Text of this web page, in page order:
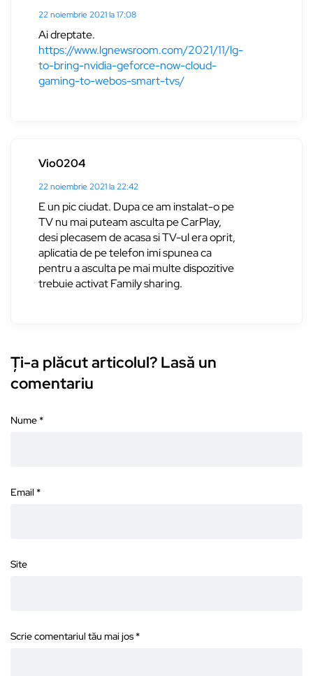
22 noiembrie 2021 la 17:08
Ai dreptate.
https://www.lgnewsroom.com/2021/11/lg-
to-bring-nvidia-geforce-now-cloud-
gaming-to-webos-smart-tvs/
Vio0204
22 noiembrie 2021 la 22:42
E un pic ciudat. Dupa ce am instalat-o pe
TV nu mai puteam asculta pe CarPlay,
desi plecasem de acasa si TV-ul era oprit,
aplicatia de pe telefon imi spunea ca
pentru a asculta pe mai multe dispozitive
trebuie activat Family sharing.
Ți-a plăcut articolul? Lasă un
comentariu
Nume *
Email *
Site
Scrie comentariul tău mai jos *